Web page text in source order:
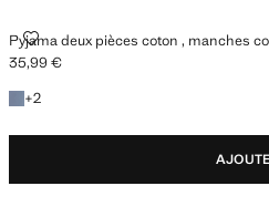
Pyjama deux pièces coton , manches
PYJAMA DEUX PIÈCES COTON ,
Prix actuel [35,99 € ]
35,99 €
+2
+2 couleurs